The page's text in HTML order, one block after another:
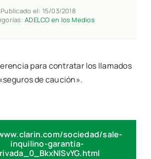
Publicado el: 15/03/2018
ADELCO en los Medios
para contratar los llamados
de caución».
sociedad/sale-
inquilino-garantia-